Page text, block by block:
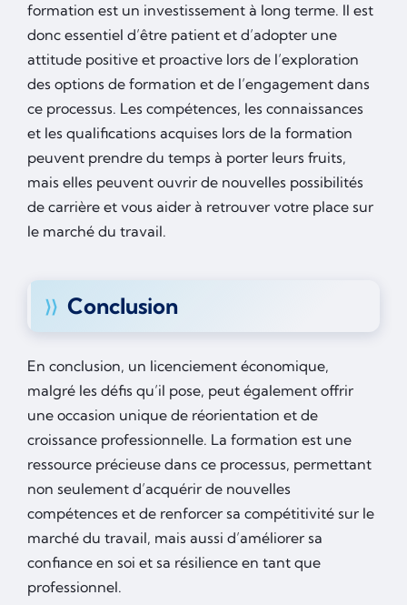
formation est un investissement à long terme. Il est
donc essentiel d’être patient et d’adopter une
attitude positive et proactive lors de l’exploration
des options de formation et de l’engagement dans
ce processus. Les compétences, les connaissances
et les qualifications acquises lors de la formation
peuvent prendre du temps à porter leurs fruits,
mais elles peuvent ouvrir de nouvelles possibilités
de carrière et vous aider à retrouver votre place sur
le marché du travail.
Conclusion
En conclusion, un licenciement économique,
malgré les défis qu’il pose, peut également offrir
une occasion unique de réorientation et de
croissance professionnelle. La formation est une
ressource précieuse dans ce processus, permettant
non seulement d’acquérir de nouvelles
compétences et de renforcer sa compétitivité sur le
marché du travail, mais aussi d’améliorer sa
confiance en soi et sa résilience en tant que
professionnel.